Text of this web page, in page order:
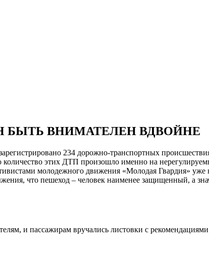
ВНИМАТЕЛЕН ВДВОЙНЕ
234 дорожно-транспортных
этих ДТП произошло именно на
молодежного движения «Молодая Гвардия»
что пешеход – человек наименее защищенный, а
и пассажирам вручались листовки с